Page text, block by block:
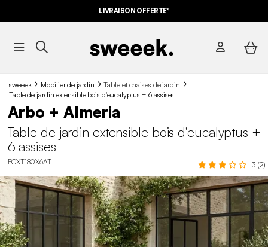
LIVRAISON OFFERTE*
sweeek Mobilier de jardin
Table et chaises de jardin
Table de jardin extensible bois d'eucalyptus + 6 assises
Arbo + Almeria
Table de jardin extensible bois d'eucalyptus +
6 assises
ECXT180X6AT 3 (2)